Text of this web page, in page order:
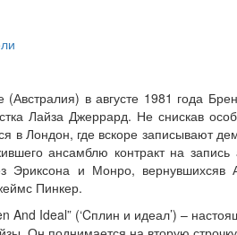
в августе 1981 года
Лайза Джеррард. Не снискав
в Лондон, где вскоре записывают
ансамблю контракт на запись
и Монро, вернувшихсяв
Пинкер.
And Ideal” (‘Cплин и идеал’) –